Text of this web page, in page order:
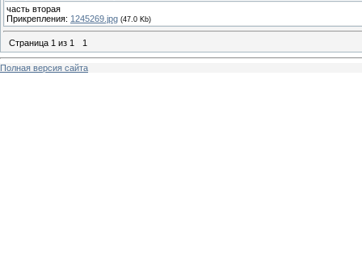
часть вторая
Прикрепления: 1245269.jpg (47.0 Kb)
Страница 1 из 1 1
Полная версия сайта